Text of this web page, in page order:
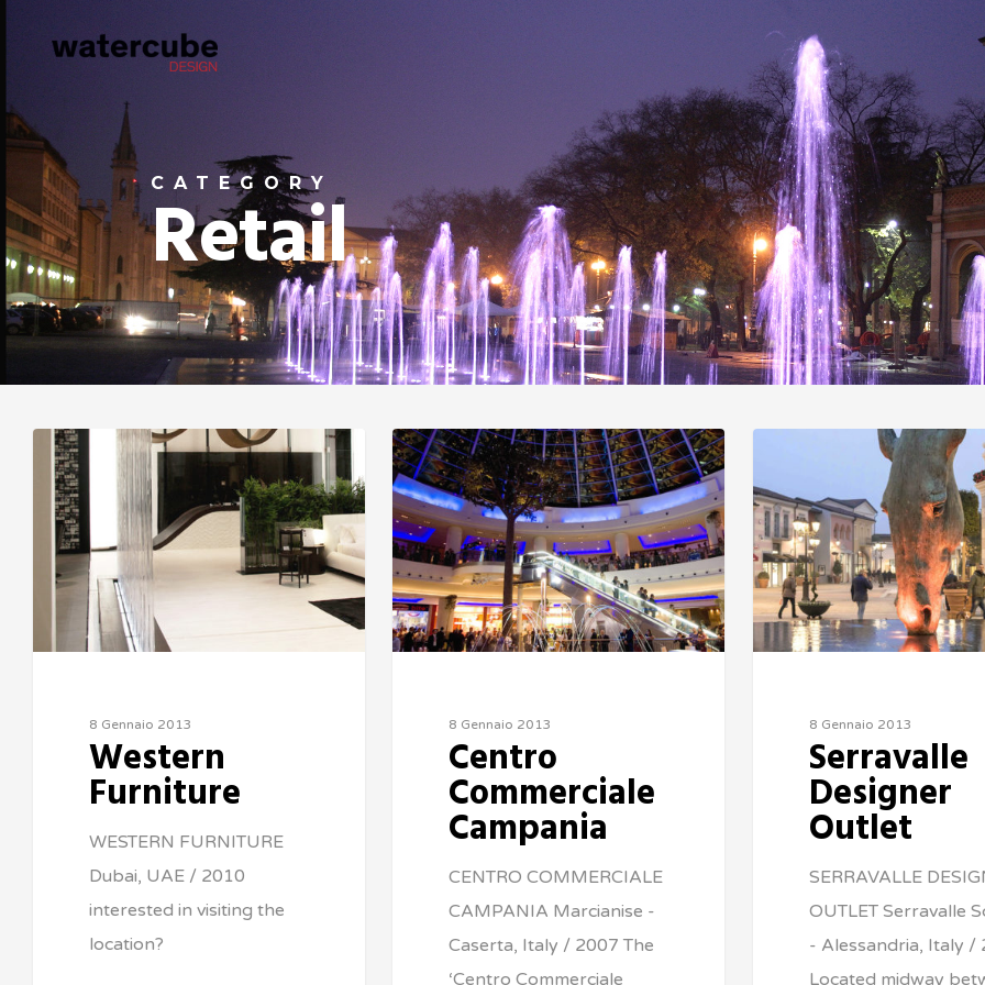
CATEGORY
Retail
8 Gennaio 2013
Western
Furniture
WESTERN FURNITURE
Dubai, UAE / 2010
interested in visiting the
location?
8 Gennaio 2013
Centro
Commerciale
Campania
CENTRO COMMERCIALE
CAMPANIA Marcianise -
Caserta, Italy / 2007 The
‘Centro Commerciale
8 Gennaio 2013
Serravalle
Designer
Outlet
SERRAVALLE
OUTLET Serravalle
- Alessandria, Italy /
Located midway